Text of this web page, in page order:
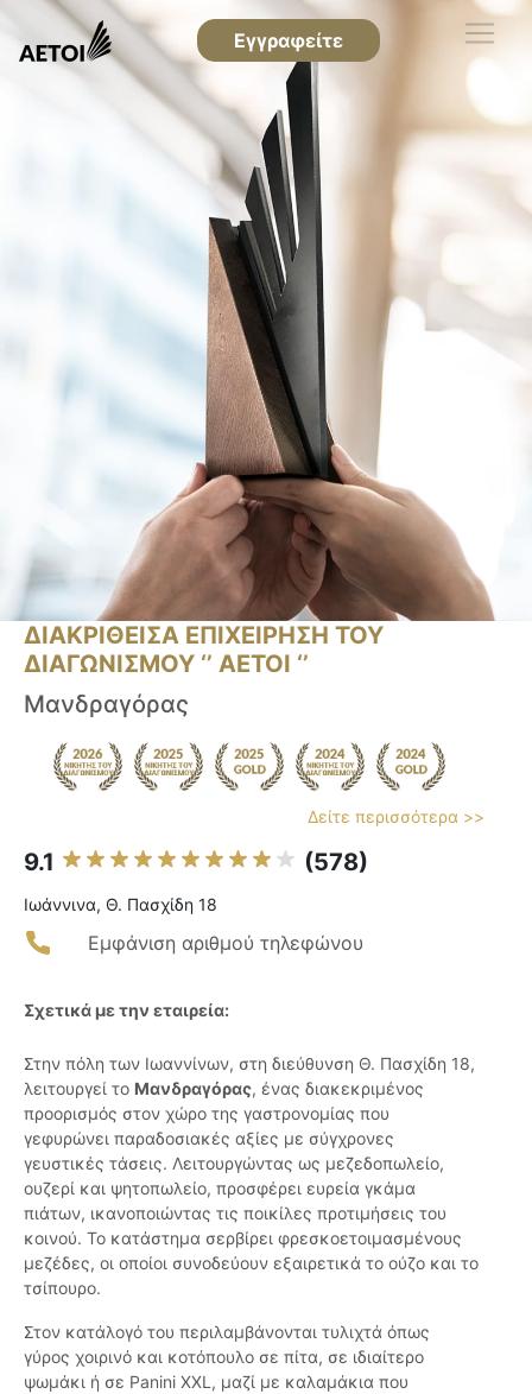
Εγγραφείτε
ΔΙΑΚΡΙΘΕΙΣΑ ΕΠΙΧΕΙΡΗΣΗ ΤΟΥ
ΔΙΑΓΩΝΙΣΜΟΥ ‘’ ΑΕΤΟΙ ‘’
Μανδραγόρας
Δείτε περισσότερα >>
9.1 (578)
Ιωάννινα, Θ. Πασχίδη 18
Εμφάνιση αριθμού τηλεφώνου
Σχετικά με την εταιρεία:
Στην πόλη των Ιωαννίνων, στη διεύθυνση Θ. Πασχίδη 18,
λειτουργεί το Μανδραγόρας, ένας διακεκριμένος
προορισμός στον χώρο της γαστρονομίας που
γεφυρώνει παραδοσιακές αξίες με σύγχρονες
γευστικές τάσεις. Λειτουργώντας ως μεζεδοπωλείο,
ουζερί και ψητοπωλείο, προσφέρει ευρεία γκάμα
πιάτων, ικανοποιώντας τις ποικίλες προτιμήσεις του
κοινού. Το κατάστημα σερβίρει φρεσκοετοιμασμένους
μεζέδες, οι οποίοι συνοδεύουν εξαιρετικά το ούζο και το
τσίπουρο.
Στον κατάλογό του περιλαμβάνονται τυλιχτά όπως
γύρος χοιρινό και κοτόπουλο σε πίτα, σε ιδιαίτερο
ψωμάκι ή σε Panini XXL, μαζί με καλαμάκια που